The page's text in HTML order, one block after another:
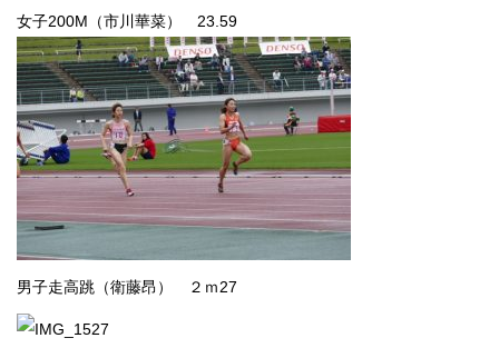
女子200M（市川華菜） 23.59
男子走高跳（衛藤昂） ２ｍ27